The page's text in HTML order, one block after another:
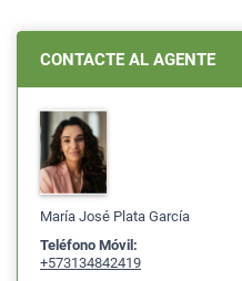
CONTACTE AL AGENTE
María José Plata García
Teléfono Móvil:
+573134842419